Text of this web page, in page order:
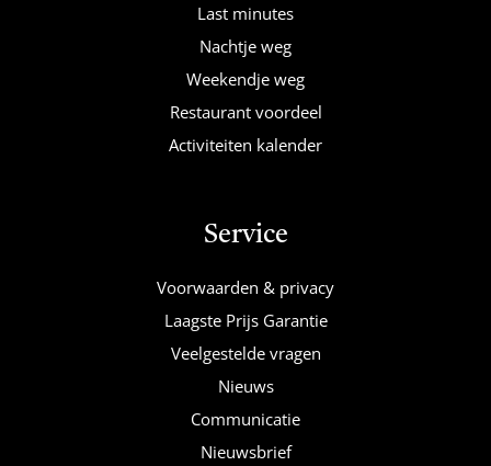
Last minutes
Nachtje weg
Weekendje weg
Restaurant voordeel
Activiteiten kalender
Service
Voorwaarden & privacy
Laagste Prijs Garantie
Veelgestelde vragen
Nieuws
Communicatie
Nieuwsbrief